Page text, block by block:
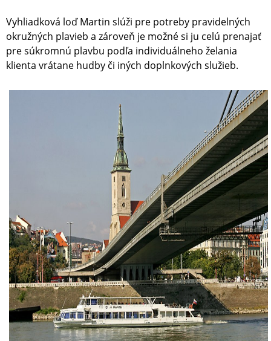
Vyhliadková loď Martin slúži pre potreby pravidelných
okružných plavieb a zároveň je možné si ju celú prenajať
pre súkromnú plavbu podľa individuálneho želania
klienta vrátane hudby či iných doplnkových služieb.